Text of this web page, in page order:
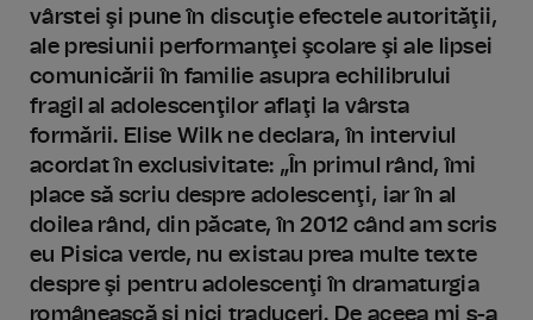
vârstei şi pune în discuţie efectele autorităţii,
ale presiunii performanţei şcolare şi ale lipsei
comunicării în familie asupra echilibrului
fragil al adolescenţilor aflaţi la vârsta
formării. Elise Wilk ne declara, în interviul
acordat în exclusivitate: „În primul rând, îmi
place să scriu despre adolescenţi, iar în al
doilea rând, din păcate, în 2012 când am scris
eu Pisica verde, nu existau prea multe texte
despre şi pentru adolescenţi în dramaturgia
românească şi nici traduceri. De aceea mi s-a